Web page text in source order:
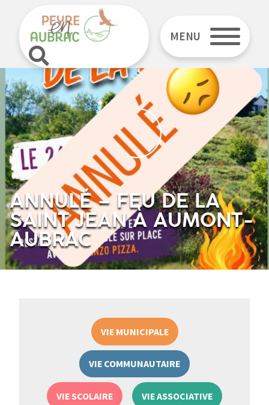
MENU
ANNULÉ – FEU DE LA
SAINT JEAN À AUMONT-
AUBRAC
VIE MUNICIPALE
VIE COMMUNAUTAIRE
VIE SCOLAIRE VIE ASSOCIATIVE